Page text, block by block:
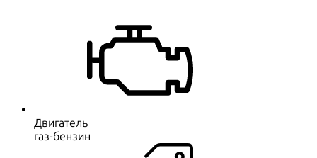
Двигатель
газ-бензин